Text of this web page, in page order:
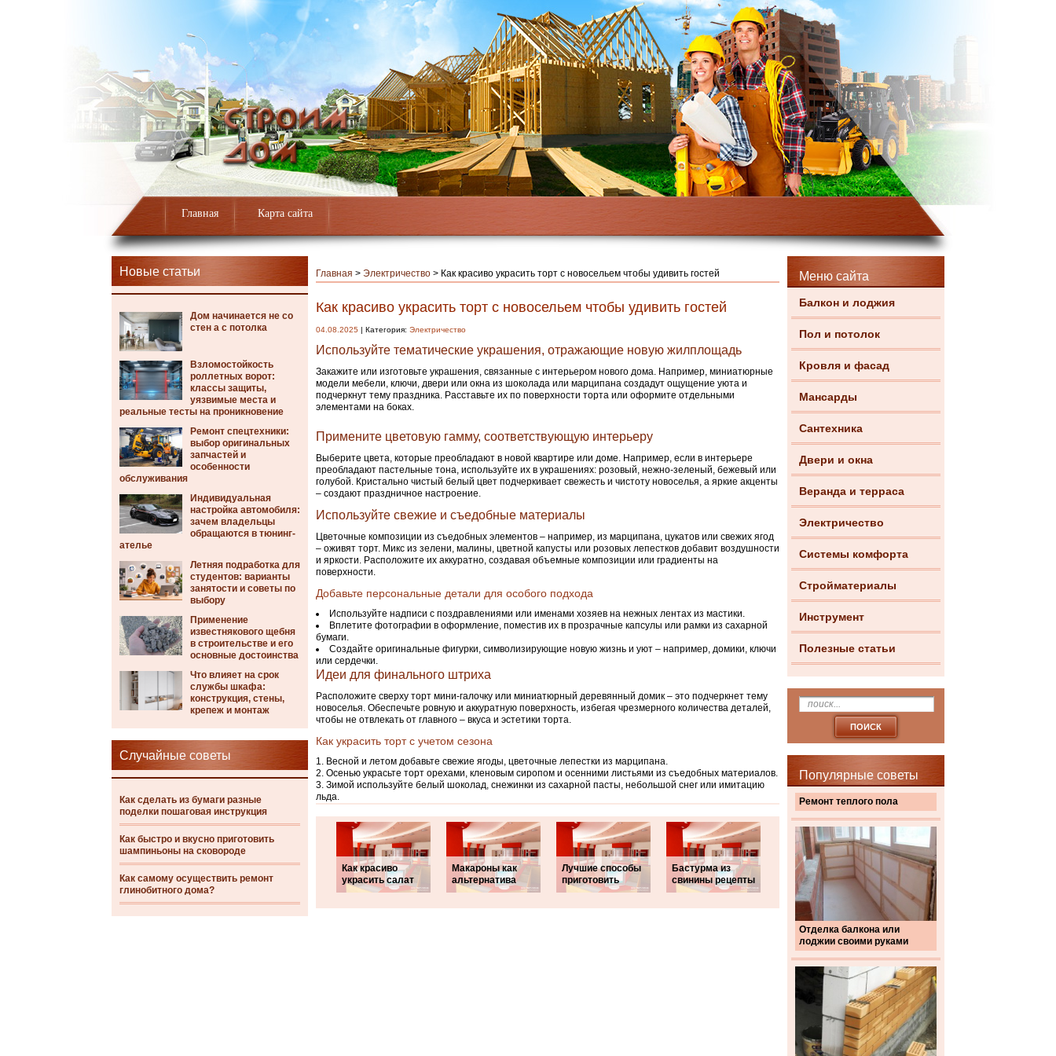
Главная Карта сайта
Новые статьи
Дом начинается не со
стен а с потолка
Взломостойкость
роллетных ворот:
классы защиты,
уязвимые места и
реальные тесты на проникновение
Ремонт спецтехники:
выбор оригинальных
запчастей и
особенности
обслуживания
Индивидуальная
настройка автомобиля:
зачем владельцы
обращаются в тюнинг-
ателье
Летняя подработка для
студентов: варианты
занятости и советы по
выбору
Применение
известнякового щебня
в строительстве и его
основные достоинства
Что влияет на срок
службы шкафа:
конструкция, стены,
крепеж и монтаж
Случайные советы
Как сделать из бумаги разные
поделки пошаговая инструкция
Как быстро и вкусно приготовить
шампиньоны на сковороде
Как самому осуществить ремонт
глинобитного дома?
Меню сайта
Балкон и лоджия
Пол и потолок
Кровля и фасад
Мансарды
Сантехника
Двери и окна
Веранда и терраса
Электричество
Системы комфорта
Стройматериалы
Инструмент
Полезные статьи
Популярные советы
Ремонт теплого пола
Отделка балкона или
лоджии своими руками
Главная > Электричество > Как красиво украсить торт с новосельем чтобы удивить гостей
Как красиво украсить торт с новосельем чтобы удивить гостей
04.08.2025 | Категория: Электричество
Используйте тематические украшения, отражающие новую жилплощадь
Закажите или изготовьте украшения, связанные с интерьером нового дома. Например, миниатюрные
модели мебели, ключи, двери или окна из шоколада или марципана создадут ощущение уюта и
подчеркнут тему праздника. Расставьте их по поверхности торта или оформите отдельными
элементами на боках.
Примените цветовую гамму, соответствующую интерьеру
Выберите цвета, которые преобладают в новой квартире или доме. Например, если в интерьере
преобладают пастельные тона, используйте их в украшениях: розовый, нежно-зеленый, бежевый или
голубой. Кристально чистый белый цвет подчеркивает свежесть и чистоту новоселья, а яркие акценты
– создают праздничное настроение.
Используйте свежие и съедобные материалы
Цветочные композиции из съедобных элементов – например, из марципана, цукатов или свежих ягод
– оживят торт. Микс из зелени, малины, цветной капусты или розовых лепестков добавит воздушности
и яркости. Расположите их аккуратно, создавая объемные композиции или градиенты на
поверхности.
Добавьте персональные детали для особого подхода
Используйте надписи с поздравлениями или именами хозяев на нежных лентах из мастики.
Вплетите фотографии в оформление, поместив их в прозрачные капсулы или рамки из сахарной
бумаги.
Создайте оригинальные фигурки, символизирующие новую жизнь и уют – например, домики, ключи
или сердечки.
Идеи для финального штриха
Расположите сверху торт мини-галочку или миниатюрный деревянный домик – это подчеркнет тему
новоселья. Обеспечьте ровную и аккуратную поверхность, избегая чрезмерного количества деталей,
чтобы не отвлекать от главного – вкуса и эстетики торта.
Как украсить торт с учетом сезона
Весной и летом добавьте свежие ягоды, цветочные лепестки из марципана.
Осенью украсьте торт орехами, кленовым сиропом и осенними листьями из съедобных материалов.
Зимой используйте белый шоколад, снежинки из сахарной пасты, небольшой снег или имитацию
льда.
Как красиво
украсить салат
Макароны как
альтернатива
Лучшие способы
приготовить
Бастурма из
свинины рецепты